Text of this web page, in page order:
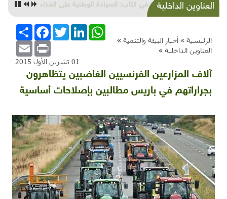
العناوين الداخليةزهرة من أرض بلادي: الخروب
الرئيسية » أخبار البيئة والتنمية »
العناوين الداخلية »
انشر
FacebookTwitterLinkedInWhatsApp
Email Print
01 تشرين الأول 2015
آلاف المزارعين الفرنسيين الغاضبين يتظاهرون
بجراراتهم في باريس مطالبين بإصلاحات أساسية